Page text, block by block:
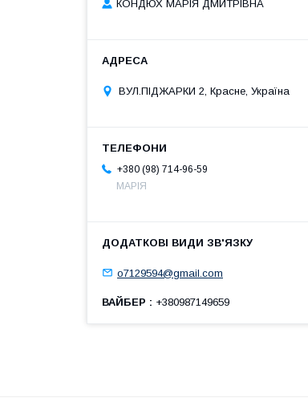
КОНДЮХ МАРІЯ ДМИТРІВНА
ВУЛ.ПІДЖАРКИ 2, Красне, Україна
+380 (98) 714-96-59
МАРІЯ
o7129594@gmail.com
ВАЙБЕР +380987149659